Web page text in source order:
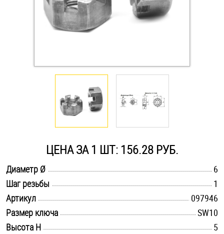
Инструмент
Крюки, кольца с метрической резьбой
Крюки, кольца с шурупной резьбой
Оснастка и аксессуары для яхт
Саморезы и шурупы
Стопорные кольца
Такелаж
ЦЕНА ЗА 1 ШТ: 156.28 РУБ.
Диаметр Ø
6
Шаг резьбы
1
Артикул
097946
Размер ключа
SW10
Высота H
5